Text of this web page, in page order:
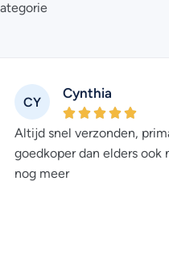
CY
Cynthia
Altijd snel verzonden,
goedkoper dan elders ook
nog meer